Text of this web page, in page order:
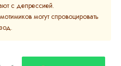
с депрессией.
могут спровоцировать